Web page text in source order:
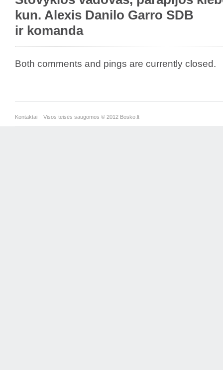
kun. Alexis Danilo Garro SDB
ir komanda
Both comments and pings are currently closed.
Kontaktai Visos teisės saugomos © 2012 Bosko.lt